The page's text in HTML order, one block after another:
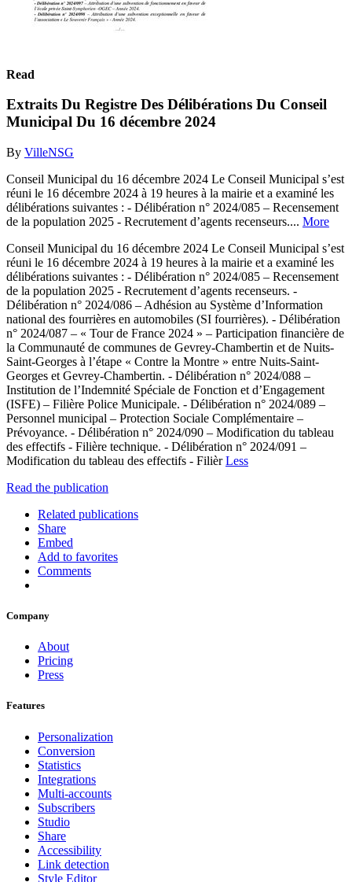
Read
Extraits Du Registre Des Délibérations Du Conseil
Municipal Du 16 décembre 2024
By VilleNSG
Conseil Municipal du 16 décembre 2024 Le Conseil Municipal s’est
réuni le 16 décembre 2024 à 19 heures à la mairie et a examiné les
délibérations suivantes : - Délibération n° 2024/085 – Recensement
de la population 2025 - Recrutement d’agents recenseurs.... More
Conseil Municipal du 16 décembre 2024 Le Conseil Municipal s’est
réuni le 16 décembre 2024 à 19 heures à la mairie et a examiné les
délibérations suivantes : - Délibération n° 2024/085 – Recensement
de la population 2025 - Recrutement d’agents recenseurs. -
Délibération n° 2024/086 – Adhésion au Système d’Information
national des fourrières en automobiles (SI fourrières). - Délibération
n° 2024/087 – « Tour de France 2024 » – Participation financière de
la Communauté de communes de Gevrey-Chambertin et de Nuits-
Saint-Georges à l’étape « Contre la Montre » entre Nuits-Saint-
Georges et Gevrey-Chambertin. - Délibération n° 2024/088 –
Institution de l’Indemnité Spéciale de Fonction et d’Engagement
(ISFE) – Filière Police Municipale. - Délibération n° 2024/089 –
Personnel municipal – Protection Sociale Complémentaire –
Prévoyance. - Délibération n° 2024/090 – Modification du tableau
des effectifs - Filière technique. - Délibération n° 2024/091 –
Modification du tableau des effectifs - FilièrLess
Read the publication
Related publications
Share
Embed
Add to favorites
Comments
Company
About
Pricing
Press
Features
Personalization
Conversion
Statistics
Integrations
Multi-accounts
Subscribers
Studio
Share
Accessibility
Link detection
Style Editor